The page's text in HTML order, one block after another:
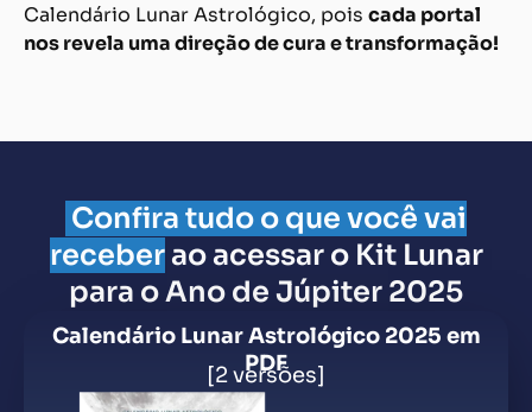
Calendário Lunar Astrológico, pois cada portal
nos revela uma direção de cura e transformação!
Confira tudo o que você vai
receberao acessar o Kit Lunar
para o Ano de Júpiter 2025
Calendário Lunar Astrológico 2025 em
PDF
[2 versões]